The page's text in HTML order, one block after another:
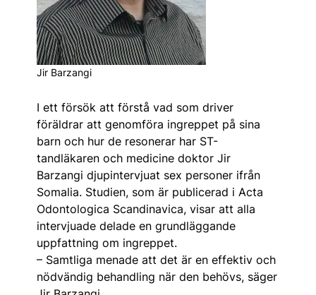
Jir Barzangi
I ett försök att förstå vad som driver
föräldrar att genomföra ingreppet på sina
barn och hur de resonerar har ST-
tandläkaren och medicine doktor Jir
Barzangi djupintervjuat sex personer ifrån
Somalia. Studien, som är publicerad i Acta
Odontologica Scandinavica, visar att alla
intervjuade delade en grundläggande
uppfattning om ingreppet.
– Samtliga menade att det är en effektiv och
nödvändig behandling när den behövs, säger